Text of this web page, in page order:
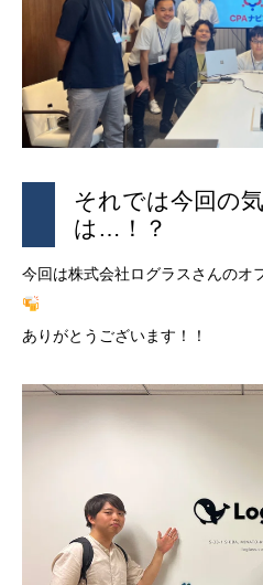
それでは今回の
は…！？
今回は株式会社ログラスさんのオ
ありがとうございます！！